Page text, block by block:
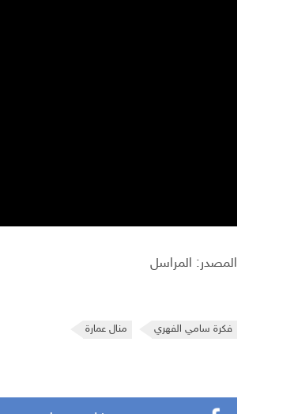
المصدر: المراسل
فكرة سامي الفهري منال عمارة